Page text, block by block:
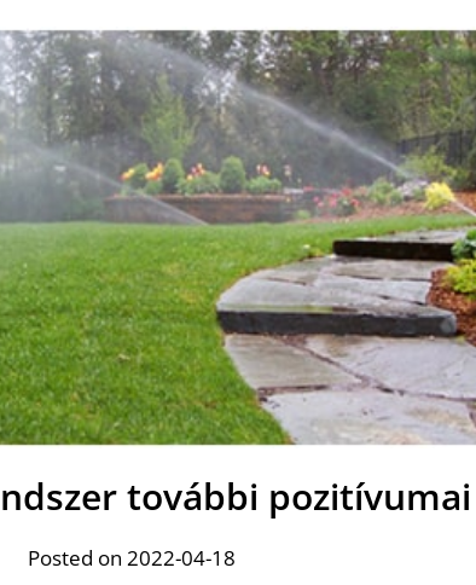
további pozitívumai
Posted on 2022-04-18